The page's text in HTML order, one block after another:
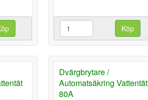
Köp
Dvärgbrytare /
Automatsäkring Vattentät
80A